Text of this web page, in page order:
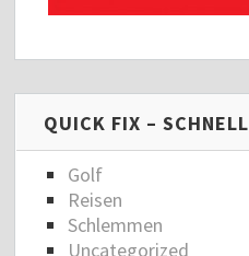
QUICK FIX –
Golf
Reisen
Schlemmen
Uncategorized